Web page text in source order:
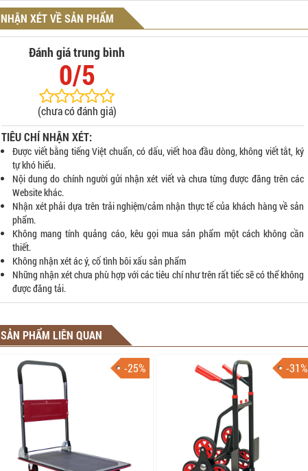
NHẬN XÉT VỀ SẢN PHẨM
Đánh giá trung bình
0/5
(chưa có đánh giá)
TIÊU CHÍ NHẬN XÉT:
Được viết bằng tiếng Việt chuẩn, có dấu, viết hoa đầu dòng, không viết tắt, ký
tự khó hiểu.
Nội dung do chính người gửi nhận xét viết và chưa từng được đăng trên các
Website khác.
Nhận xét phải dựa trên trải nghiệm/cảm nhận thực tế của khách hàng về sản
phẩm.
Không mang tính quảng cáo, kêu gọi mua sản phẩm một cách không cần
thiết.
Không nhận xét ác ý, cố tình bôi xấu sản phẩm
Những nhận xét chưa phù hợp với các tiêu chí như trên rất tiếc sẽ có thể không
được đăng tải.
SẢN PHẨM LIÊN QUAN
-25% -31%